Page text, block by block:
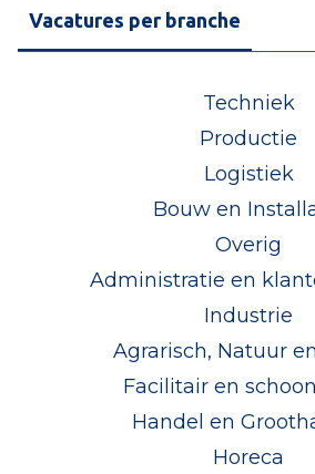
Vacatures per branche
Techniek
Productie
Logistiek
Bouw en
Overig
Administratie en
Industrie
Agrarisch, Natuur
Facilitair en
Handel en
Horeca